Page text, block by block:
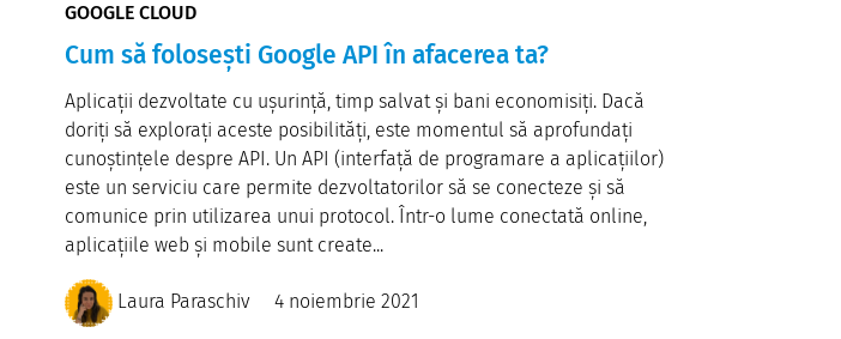
GOOGLE CLOUD
Cum să folosești Google API în afacerea ta?
Aplicații dezvoltate cu ușurință, timp salvat și bani economisiți. Dacă
doriți să explorați aceste posibilități, este momentul să aprofundați
cunoștințele despre API. Un API (interfață de programare a aplicațiilor)
este un serviciu care permite dezvoltatorilor să se conecteze și să
comunice prin utilizarea unui protocol. Într-o lume conectată online,
aplicațiile web și mobile sunt create...
Laura Paraschiv 4 noiembrie 2021